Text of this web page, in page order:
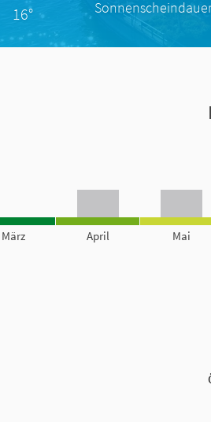
16°
März April Mai